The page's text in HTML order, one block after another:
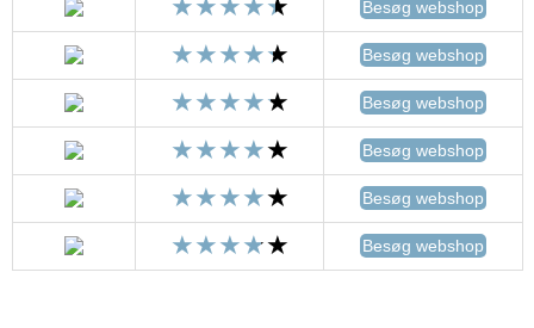
Besøg webshop
Besøg webshop
Besøg webshop
Besøg webshop
Besøg webshop
Besøg webshop